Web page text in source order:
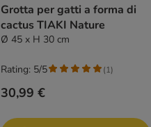
Grotta per gatti a forma di
cactus TIAKI Nature
Ø 45 x H 30 cm
30,99 €
Rating: 5/5 (1)